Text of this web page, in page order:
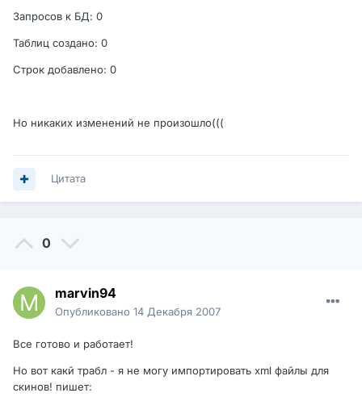
Запросов к БД: 0
Таблиц создано: 0
Строк добавлено: 0
Но никаких изменений не произошло(((
Цитата
0
marvin94
Опубликовано 14 Декабря 2007
Все готово и работает!
Но вот какй трабл - я не могу импортировать xml файлы для
скинов! пишет: